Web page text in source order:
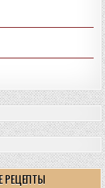
РЕЦЕПТЫ